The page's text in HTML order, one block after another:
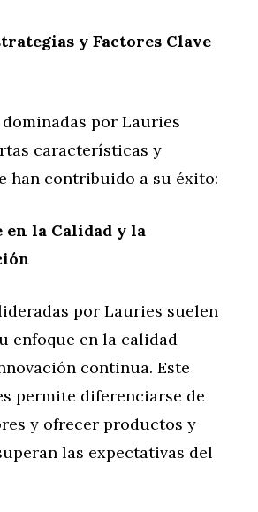
y Factores Clave
por Lauries
características y
han contribuido a su éxito:
en la Calidad y la
por Lauries suelen
enfoque en la calidad
continua. Este
permite diferenciarse de
y ofrecer productos y
las expectativas del